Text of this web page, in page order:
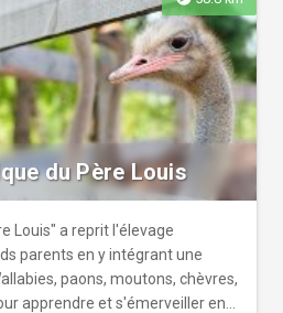
du Père Louis
Louis" a reprit l'élevage
parents en y intégrant une
paons, moutons, chèvres,
apprendre et s'émerveiller en